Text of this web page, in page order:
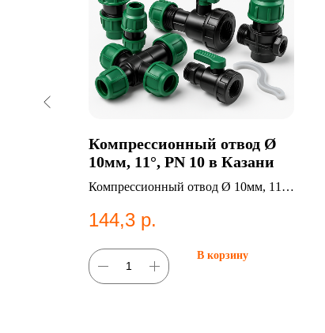
Компрессионный отвод Ø
10мм, 11°, PN 10 в Казани
Компрессионный отвод Ø 10мм, 11°,
фитинги;Отводы.
144,3 р.
В корзину